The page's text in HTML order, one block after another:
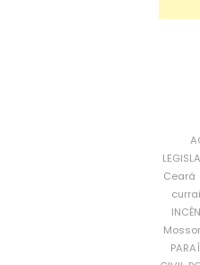
Ceará